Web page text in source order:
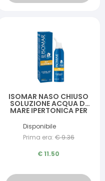
ISOMAR NASO CHIUSO
SOLUZIONE ACQUA DI
MARE IPERTONICA PER
CHIUSO 50 ML
Disponibile
Prima era: €9.36
€11.50